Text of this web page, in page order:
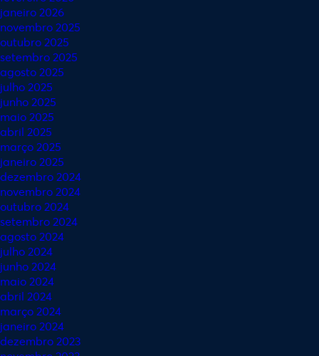
janeiro 2026
novembro 2025
outubro 2025
setembro 2025
agosto 2025
julho 2025
junho 2025
maio 2025
abril 2025
março 2025
janeiro 2025
dezembro 2024
novembro 2024
outubro 2024
setembro 2024
agosto 2024
julho 2024
junho 2024
maio 2024
abril 2024
março 2024
janeiro 2024
dezembro 2023